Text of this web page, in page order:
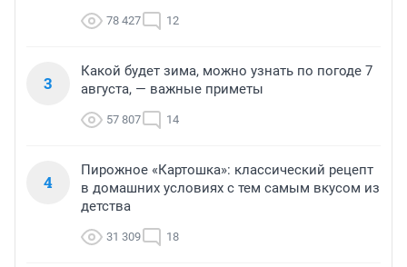
78 427 12
3
Какой будет зима, можно узнать по погоде 7
августа, — важные приметы
57 807 14
4
Пирожное «Картошка»: классический рецепт
в домашних условиях с тем самым вкусом из
детства
31 309 18